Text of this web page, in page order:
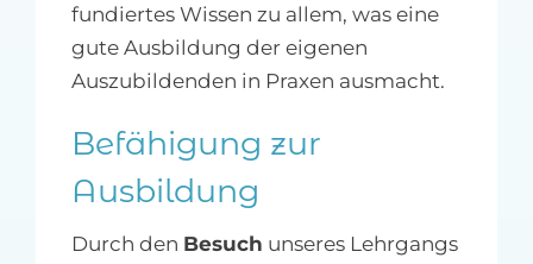
fundiertes Wissen zu allem, was eine
gute Ausbildung der eigenen
Auszubildenden in Praxen ausmacht.
Befähigung zur
Ausbildung
Durch den Besuch unseres Lehrgangs